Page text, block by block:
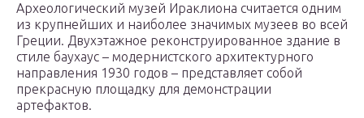
Археологический музей Ираклиона считается одним
из крупнейших и наиболее значимых музеев во всей
Греции. Двухэтажное реконструированное здание в
стиле баухаус – модернистского архитектурного
направления 1930 годов – представляет собой
прекрасную площадку для демонстрации
артефактов.